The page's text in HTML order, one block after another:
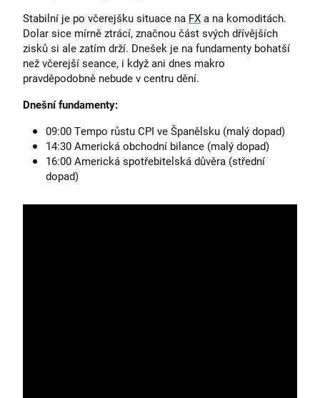
Stabilní je po včerejšku situace na FX a na komoditách.
Dolar sice mírně ztrácí, značnou část svých dřívějších
zisků si ale zatím drží. Dnešek je na fundamenty bohatší
než včerejší seance, i když ani dnes makro
pravděpodobně nebude v centru dění.
Dnešní fundamenty:
09:00 Tempo růstu CPI ve Španělsku (malý dopad)
14:30 Americká obchodní bilance (malý dopad)
16:00 Americká spotřebitelská důvěra (střední
dopad)